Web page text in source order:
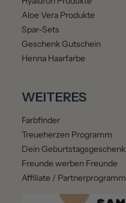
Aloe Vera Produkte
Spar-Sets
Geschenk Gutschein
Henna Haarfarbe
WEITERES
Farbfinder
Treueherzen Programm
Dein Geburtstagsgeschenk
Freunde werben Freunde
Affiliate / Partnerprogramm